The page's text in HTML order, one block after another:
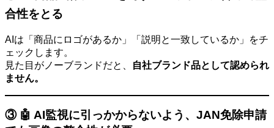
合性をとる
AIは「商品にロゴがあるか」「説明と一致しているか」をチ
ェックします。
見た目がノーブランドだと、
自社ブランド品として認められ
ません。
③ 🤖 AI監視に引っかからないよう、JAN免除申請